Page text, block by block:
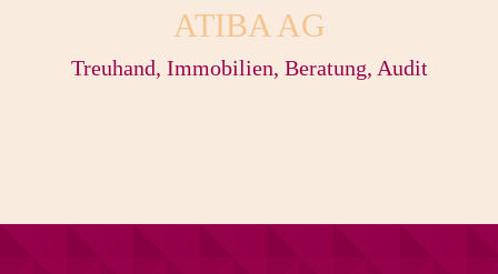
ATIBA AG
Treuhand, Immobilien, Beratung, Audit